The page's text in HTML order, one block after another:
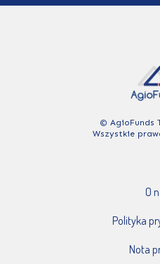
© AgioFunds
Wszystkie
O
Polityka
Nota